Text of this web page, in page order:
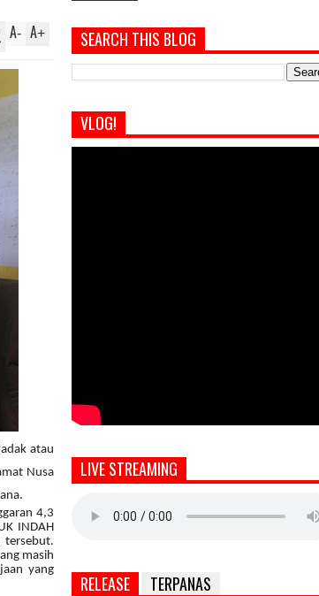
A+
A-
atau
Nusa
4,3
INDAH
tersebut.
masih
yang
SEARCH THIS BLOG
VLOG!
LIVE STREAMING
RELEASE TERPANAS